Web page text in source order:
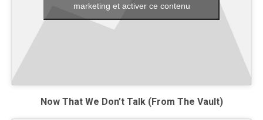
marketing et activer ce contenu
Now That We Don’t Talk (From The Vault)